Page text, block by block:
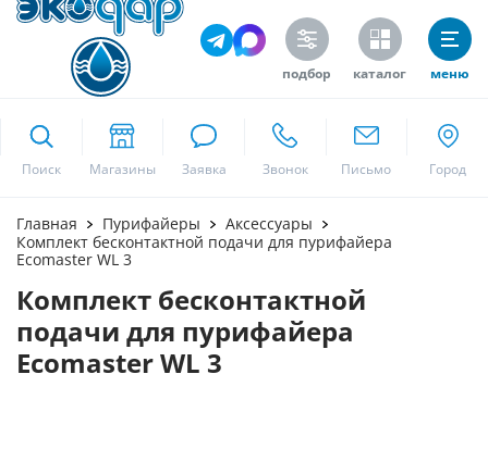
подбор каталог меню
Поиск
Москва
Главная Пурифайеры
Аксессуары
Комплект бесконтактной подачи для пурифайера
Ecomaster WL 3
Комплект бесконтактной
подачи для пурифайера
Ecomaster WL 3